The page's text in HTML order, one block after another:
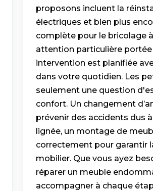
proposons incluent la
électriques et bien plus
complète pour le bricolage
attention particulière
intervention est planifiée
dans votre quotidien. Les
seulement une question
confort. Un changement
prévenir des accidents dus
lignée, un montage de
correctement pour garantir
mobilier. Que vous ayez
réparer un meuble
accompagner à chaque